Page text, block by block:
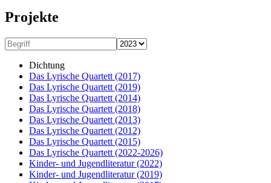
Projekte
Dichtung
Das Lyrische Quartett (2017)
Das Lyrische Quartett (2019)
Das Lyrische Quartett (2014)
Das Lyrische Quartett (2018)
Das Lyrische Quartett (2013)
Das Lyrische Quartett (2012)
Das Lyrische Quartett (2015)
Das Lyrische Quartett (2022-2026)
Kinder- und Jugendliteratur(2022)
Kinder- und Jugendliteratur(2019)